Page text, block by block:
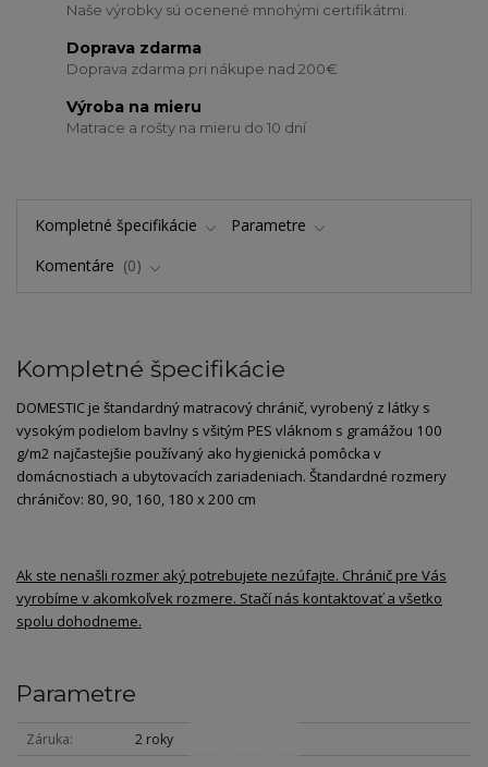
Naše výrobky sú ocenené mnohými certifikátmi.
Doprava zdarma
Doprava zdarma pri nákupe nad 200€
Výroba na mieru
Matrace a rošty na mieru do 10 dní
Kompletné špecifikácie
Parametre
Komentáre
0
Kompletné špecifikácie
DOMESTIC je štandardný matracový chránič, vyrobený z látky s
vysokým podielom bavlny s všitým PES vláknom s gramážou 100
g/m2 najčastejšie používaný ako hygienická pomôcka v
domácnostiach a ubytovacích zariadeniach. Štandardné rozmery
chráničov: 80, 90, 160, 180 x 200 cm
Ak ste nenašli rozmer aký potrebujete nezúfajte. Chránič pre Vás
vyrobíme v akomkoľvek rozmere. Stačí nás kontaktovať a všetko
spolu dohodneme.
Parametre
Záruka 2 roky